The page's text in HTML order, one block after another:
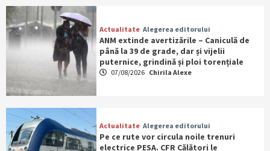
Actualitate Alegerea editorului
ANM extinde avertizările – Caniculă de
până la 39 de grade, dar și vijelii
puternice, grindină și ploi torențiale
07/08/2026 Chirila Alexe
Actualitate Alegerea editorului
Pe ce rute vor circula noile trenuri
electrice PESA. CFR Călători le